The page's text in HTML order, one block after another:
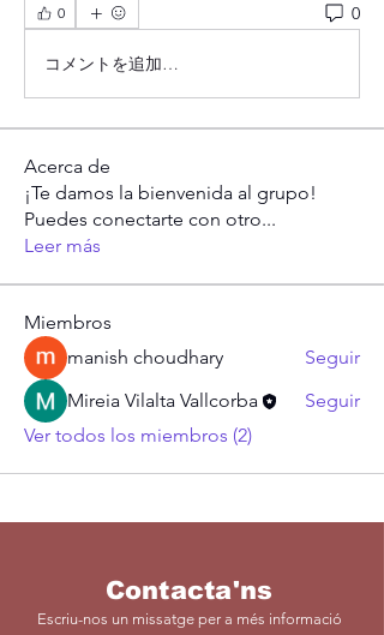
0 0
コメントを追加…
Acerca de
¡Te damos la bienvenida al grupo!
Puedes conectarte con otro...
Leer más
Miembros
manish choudhary
Seguir
Mireia Vilalta Vallcorba
Seguir
Ver todos los miembros (2)
Contacta'ns
Escriu-nos un missatge per a més informació